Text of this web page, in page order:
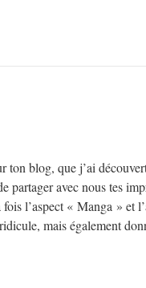
ton blog, que j’ai
partager avec nous tes
l’aspect « Manga » et
mais également